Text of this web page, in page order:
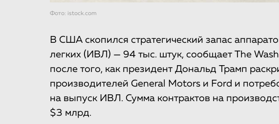
Фото: istock.com
В США скопился стратегический запас
легких (ИВЛ) — 94 тыс. штук, сообщает The
после того, как президент Дональд Трамп
производителей General Motors и Ford и
на выпуск ИВЛ. Сумма контрактов на
$3 млрд.